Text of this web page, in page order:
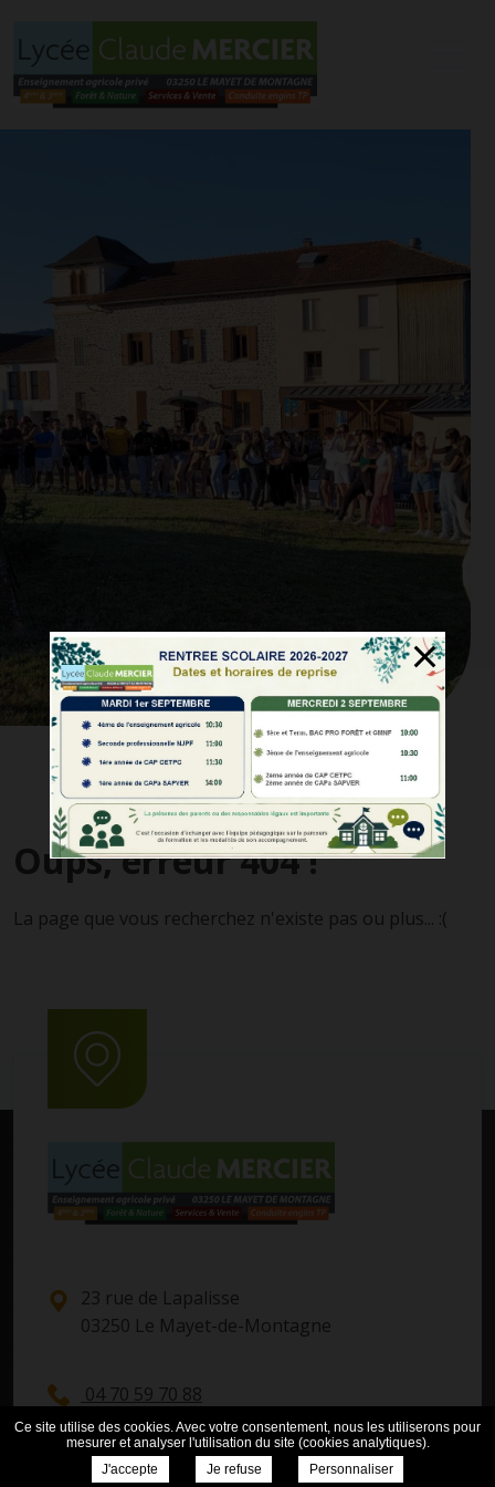
Oups, erreur 404 !
La page que vous recherchez n'existe pas ou plus... :(
23 rue de Lapalisse
03250 Le Mayet-de-Montagne
04 70 59 70 88
Contactez-nous
Ce site utilise des cookies. Avec votre consentement, nous les utiliserons pour
mesurer et analyser l'utilisation du site (cookies analytiques).
J'accepte
Je refuse Personnaliser